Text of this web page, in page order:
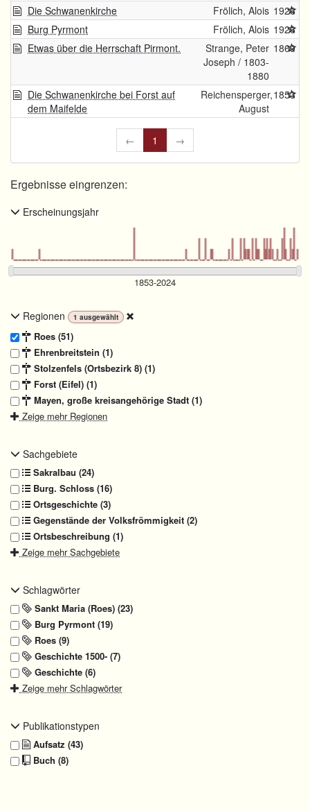
Die Schwanenkirche Frölich, Alois 1926
Burg Pyrmont
Frölich, Alois 1926
Etwas über die Herrschaft Pirmont.
Strange, Peter
Joseph / 1803-
1880
1869
Die Schwanenkirche bei Forst auf
dem Maifelde
Reichensperger,
August
1853
← 1 →
Ergebnisse eingrenzen:
Erscheinungsjahr
Regionen 1 ausgewählt
Roes (51)
Ehrenbreitstein (1)
Stolzenfels (Ortsbezirk 8) (1)
Forst (Eifel) (1)
Mayen, große kreisangehörige Stadt (1)
Zeige mehr Regionen
Sachgebiete
Sakralbau (24)
Burg. Schloss (16)
Ortsgeschichte (3)
Gegenstände der Volksfrömmigkeit (2)
Ortsbeschreibung (1)
Zeige mehr Sachgebiete
Schlagwörter
Sankt Maria (Roes) (23)
Burg Pyrmont (19)
Roes (9)
Geschichte 1500- (7)
Geschichte (6)
Zeige mehr Schlagwörter
Publikationstypen
Aufsatz (43)
Buch (8)